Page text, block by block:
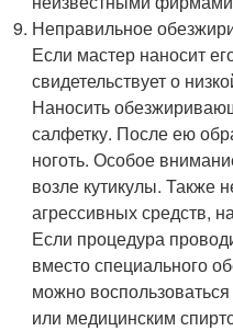
Неправильное
Если мастер наносит
свидетельствует о
Наносить
салфетку. После ею
ноготь. Особое
возле кутикулы. Также
агрессивных средств,
Если процедура
вместо специального
можно
или медицинским